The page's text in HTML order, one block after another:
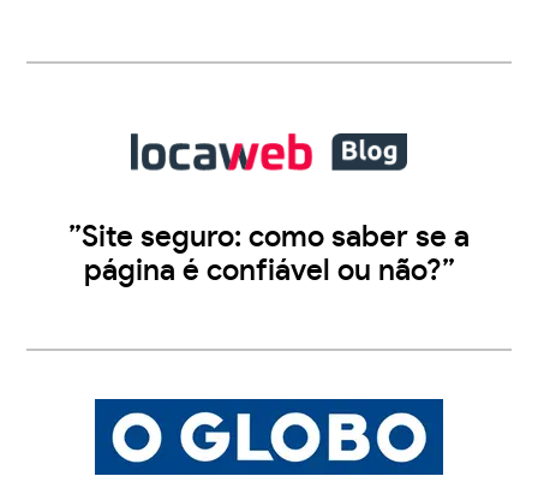
”Site seguro: como saber se a
página é confiável ou não?”